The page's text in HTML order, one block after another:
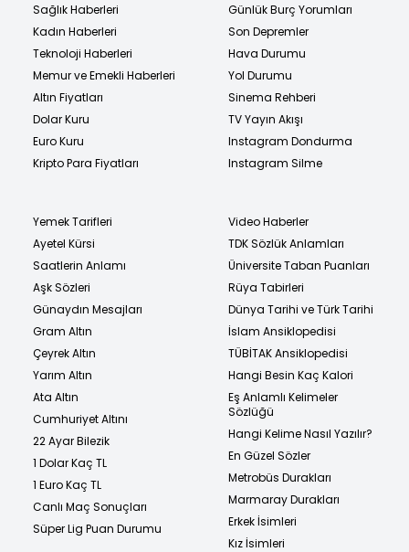
Sağlık Haberleri
Kadın Haberleri
Teknoloji Haberleri
Memur ve Emekli Haberleri
Altın Fiyatları
Dolar Kuru
Euro Kuru
Kripto Para Fiyatları
Günlük Burç Yorumları
Son Depremler
Hava Durumu
Yol Durumu
Sinema Rehberi
TV Yayın Akışı
Instagram Dondurma
Instagram Silme
Yemek Tarifleri
Ayetel Kürsi
Saatlerin Anlamı
Aşk Sözleri
Günaydın Mesajları
Gram Altın
Çeyrek Altın
Yarım Altın
Ata Altın
Cumhuriyet Altını
22 Ayar Bilezik
1 Dolar Kaç TL
1 Euro Kaç TL
Canlı Maç Sonuçları
Süper Lig Puan Durumu
Video Haberler
TDK Sözlük Anlamları
Üniversite Taban Puanları
Rüya Tabirleri
Dünya Tarihi ve Türk Tarihi
İslam Ansiklopedisi
TÜBİTAK Ansiklopedisi
Hangi Besin Kaç Kalori
Eş Anlamlı Kelimeler
Sözlüğü
Hangi Kelime Nasıl Yazılır?
En Güzel Sözler
Metrobüs Durakları
Marmaray Durakları
Erkek İsimleri
Kız İsimleri